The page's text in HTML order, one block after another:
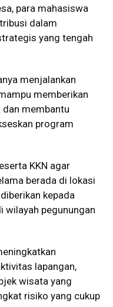
para mahasiswa
dalam
yang tengah
menjalankan
memberikan
membantu
program
KKN agar
berada di lokasi
kepada
wilayah pegunungan
lapangan,
wisata yang
risiko yang cukup